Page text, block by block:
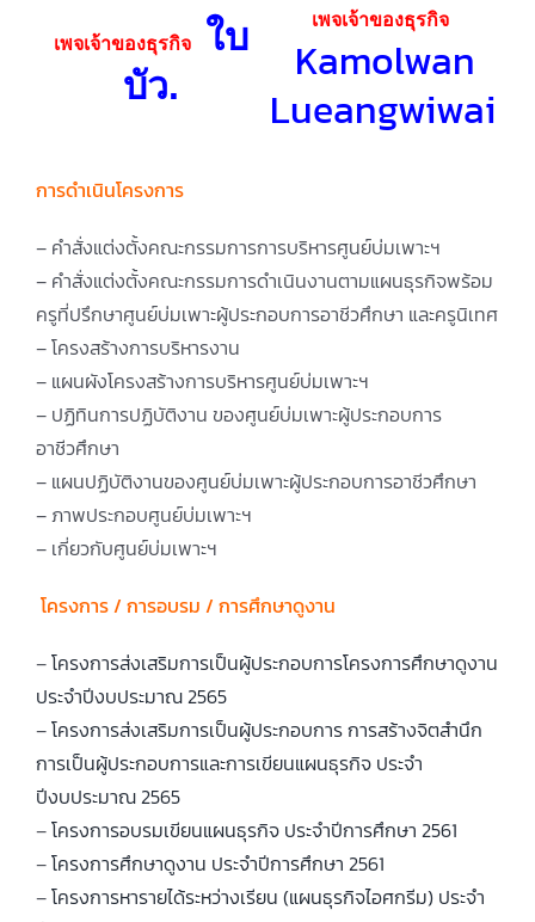
เพจเจ้าของธุรกิจ ใบ
บัว.
เพจเจ้าของธุรกิจ
Kamolwan
Lueangwiwai
การดำเนินโครงการ
– คำสั่งแต่งตั้งคณะกรรมการการบริหารศูนย์บ่มเพาะฯ
– คำสั่งแต่งตั้งคณะกรรมการดำเนินงานตามแผนธุรกิจพร้อม
ครูที่ปรึกษาศูนย์บ่มเพาะผู้ประกอบการอาชีวศึกษา และครูนิเทศ
– โครงสร้างการบริหารงาน
– แผนผังโครงสร้างการบริหารศูนย์บ่มเพาะฯ
– ปฏิทินการปฏิบัติงาน ของศูนย์บ่มเพาะผู้ประกอบการ
อาชีวศึกษา
– แผนปฏิบัติงานของศูนย์บ่มเพาะผู้ประกอบการอาชีวศึกษา
– ภาพประกอบศูนย์บ่มเพาะฯ
– เกี่ยวกับศูนย์บ่มเพาะฯ
โครงการ / การอบรม / การศึกษาดูงาน
–โครงการส่งเสริมการเป็นผู้ประกอบการโครงการศึกษาดูงาน
ประจำปีงบประมาณ 2565
–โครงการส่งเสริมการเป็นผู้ประกอบการ การสร้างจิตสำนึก
การเป็นผู้ประกอบการและการเขียนแผนธุรกิจ ประจำ
ปีงบประมาณ 2565
–โครงการอบรมเขียนแผนธุรกิจ ประจำปีการศึกษา 2561
–โครงการศึกษาดูงาน ประจำปีการศึกษา 2561
–โครงการหารายได้ระหว่างเรียน (แผนธุรกิจไอศกรีม) ประจำ